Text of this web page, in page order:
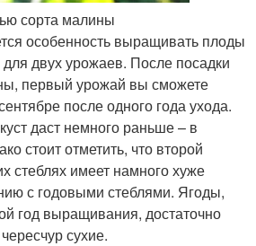
сорта малины
особенность выращивать плоды
для двух урожаев. После посадки
первый урожай вы сможете
после одного года ухода.
даст немного раньше – в
стоит отметить, что второй
стеблях имеет намного хуже
с годовыми стеблями. Ягоды,
год выращивания, достаточно
сухие.